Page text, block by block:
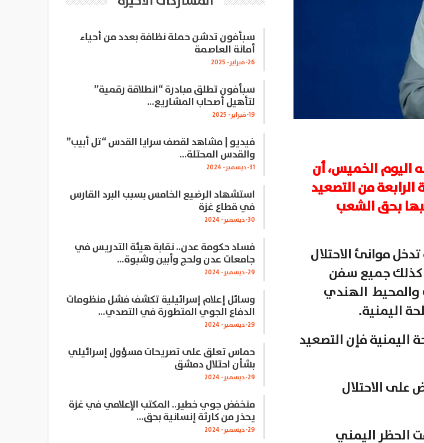
اليوم الخميس، أن
الرابعة من التصعيد
بحق الشعب
موانئ الاحتلال
كذلك جميع سفن
والمحيط الهندي
اليمنية.
اليمنية فإن التصعيد
الاحتلال
الحظر اليمني
سبأفون تدشن حملة نظافة بعدد من أحياء
أمانة العاصمة
26-فبراير- 2025
سبأفون تطلق مبادرة “انطلاقة رقمية”
لتأهيل أصحاب المشاريع…
19-فبراير- 2025
فيديو | مشاهد لقصف سرايا القدس “تل أبيب”
والقدس المحتلة…
31-ديسمبر- 2024
استشهاد الرضيع الخامس بسبب البرد القارس
في قطاع غزة
30-ديسمبر- 2024
فساد حكومة عدن.. نقابة هيئة التدريس في
جامعات عدن ولحج وأبين وشبوة…
29-ديسمبر- 2024
وسائل إعلام إسرائيلية تكشف فشل منظومات
الدفاع الجوي المتطورة في التصدي…
29-ديسمبر- 2024
حماس تعلق على تصريحات مسؤول إسرائيلي
بشأن احتلال دمشق
29-ديسمبر- 2024
منخفض جوي خطير.. المكتب الإعلامي في غزة
يحذر من كارثة إنسانية بحق…
29-ديسمبر- 2024